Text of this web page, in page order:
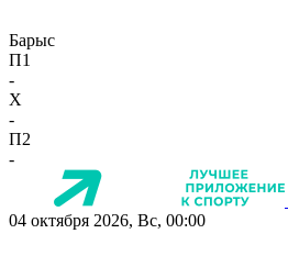
Барыс
П1
-
X
-
П2
-
04 октября 2026, Вс, 00:00